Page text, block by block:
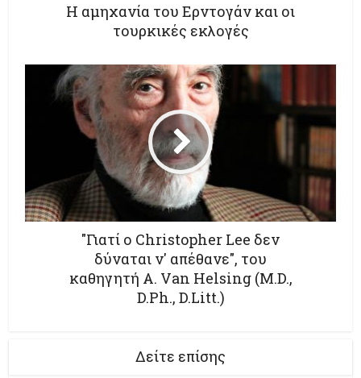
Η αμηχανία του Ερντογάν και οι
τουρκικές εκλογές
"Γιατί ο Christopher Lee δεν
δύναται ν' απέθανε", του
καθηγητή A. Van Helsing (M.D.,
D.Ph., D.Litt.)
Δείτε επίσης